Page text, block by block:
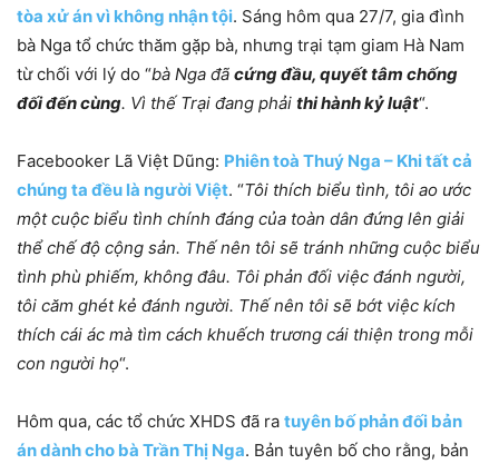
tòa xử án vì không nhận tội. Sáng hôm qua 27/7, gia đình
bà Nga tổ chức thăm gặp bà, nhưng trại tạm giam Hà Nam
từ chối với lý do “bà Nga đã cứng đầu, quyết tâm chống
đối đến cùng. Vì thế Trại đang phải thi hành kỷ luật“.
Facebooker Lã Việt Dũng: Phiên toà Thuý Nga – Khi tất cả
chúng ta đều là người Việt. “Tôi thích biểu tình, tôi ao ước
một cuộc biểu tình chính đáng của toàn dân đứng lên giải
thể chế độ cộng sản. Thế nên tôi sẽ tránh những cuộc biểu
tình phù phiếm, không đâu. Tôi phản đối việc đánh người,
tôi căm ghét kẻ đánh người. Thế nên tôi sẽ bớt việc kích
thích cái ác mà tìm cách khuếch trương cái thiện trong mỗi
con người họ“.
Hôm qua, các tổ chức XHDS đã ra tuyên bố phản đối bản
án dành cho bà Trần Thị Nga. Bản tuyên bố cho rằng, bản